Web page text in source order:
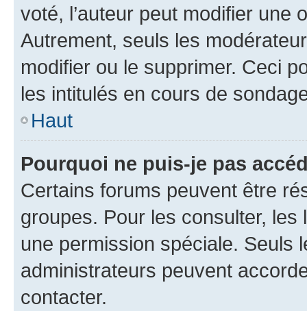
voté, l’auteur peut modifier une
Autrement, seuls les
modifier ou le supprimer. Ceci
les intitulés en cours de
Haut
Pourquoi ne puis-je pas
Certains forums peuvent être
groupes. Pour les consulter,
une permission spéciale. Seuls
administrateurs peuvent
contacter.